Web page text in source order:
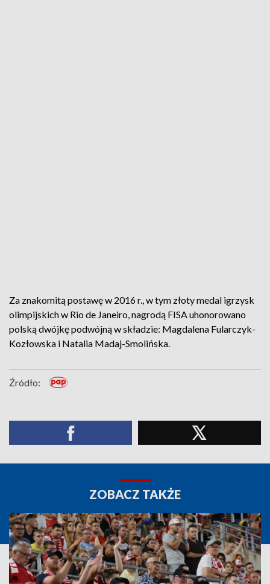
Za znakomitą postawę w 2016 r., w tym złoty medal igrzysk
olimpijskich w Rio de Janeiro, nagrodą FISA uhonorowano
polską dwójkę podwójną w składzie: Magdalena Fularczyk-
Kozłowska i Natalia Madaj-Smolińska.
Źródło:
ZOBACZ TAKŻE